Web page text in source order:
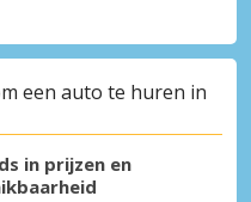
een auto te huren in
in prijzen en